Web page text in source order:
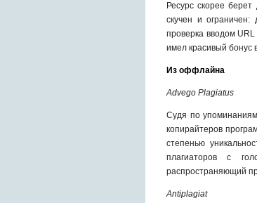
Ресурс скорее
скучен и
проверка вводом URL
имел красивый бонус
Из оффлайна
Advego Plagiatus
Судя по
копирайтеров
степенью
плагиаторов с
распространяющий
Аntiplagiat